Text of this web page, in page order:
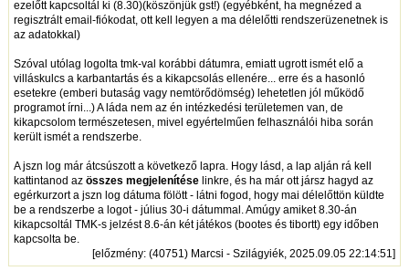
ezelőtt kapcsoltál ki (8.30)(köszönjük gst!) (egyébként, ha megnézed a
regisztrált email-fiókodat, ott kell legyen a ma délelőtti rendszerüzenetnek is
az adatokkal)
Szóval utólag logolta tmk-val korábbi dátumra, emiatt ugrott ismét elő a
villáskulcs a karbantartás és a kikapcsolás ellenére... erre és a hasonló
esetekre (emberi butaság vagy nemtörődömség) lehetetlen jól működő
programot írni...) A láda nem az én intézkedési területemen van, de
kikapcsolom természetesen, mivel egyértelműen felhasználói hiba során
került ismét a rendszerbe.
A jszn log már átcsúszott a következő lapra. Hogy lásd, a lap alján rá kell
kattintanod azösszes megjelenítése linkre, és ha már ott jársz hagyd az
egérkurzort a jszn log dátuma fölött - látni fogod, hogy mai délelőttön küldte
be a rendszerbe a logot - július 30-i dátummal. Amúgy amiket 8.30-án
kikapcsoltál TMK-s jelzést 8.6-án két játékos (bootes és tibortt) egy időben
kapcsolta be.
[előzmény: (40751) Marcsi - Szilágyiék, 2025.09.05 22:14:51]